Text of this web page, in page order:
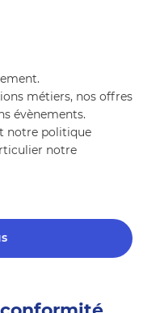
métiers, nos offres
évènements.
notre politique
notre